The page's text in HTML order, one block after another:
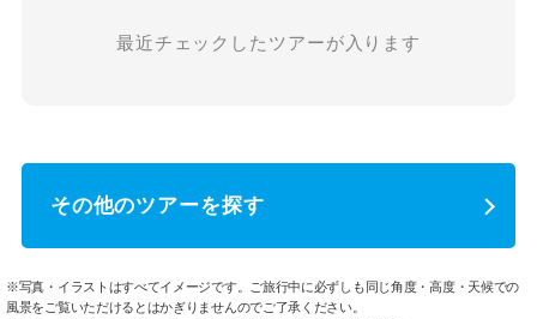
最近チェックしたツアーが入ります
その他のツアーを探す
※写真・イラストはすべてイメージです。ご旅行中に必ずしも同じ角度・高度・天候での
風景をご覧いただけるとはかぎりませんのでご了承ください。